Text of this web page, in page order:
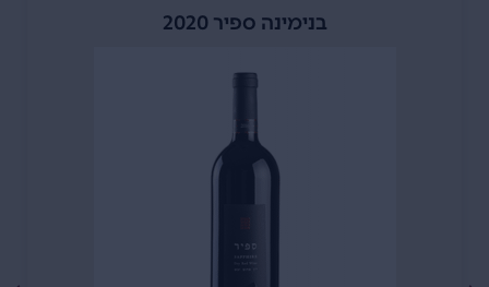
בנימינה ספיר 2020